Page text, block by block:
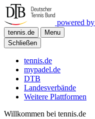
powered by
tennis.de
Menu
Schließen
tennis.de
mypadel.de
DTB
Landesverbände
Weitere Plattformen
Willkommen bei tennis.de